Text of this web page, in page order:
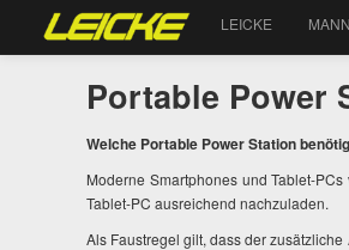
LEICKE
Portable Power
Welche Portable Power Station
Moderne Smartphones und Tablet-
Tablet-PC ausreichend nachzuladen.
Als Faustregel gilt, dass der